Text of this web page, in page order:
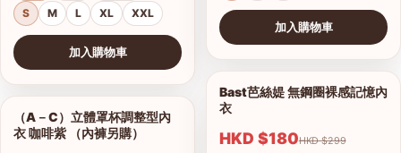
S
M L XL XXL
加入購物車
1/5
查看圖片
（A－C）立體罩杯調整型內
衣 咖啡紫 （內褲另購）
加入購物車
1/15
查看圖片
Bast芭絲媞 無鋼圈裸感記憶內
衣
HKD $180 HKD $299